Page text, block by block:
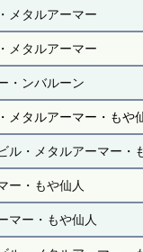
メタルアーマー
メタルアーマー
・ンバルーン
メタルアーマー・もや
ル・メタルアーマー・
ー・もや仙人
マー・もや仙人